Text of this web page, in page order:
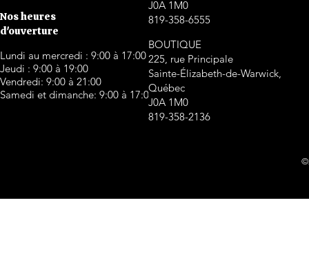
Nos heures
d'ouverture
Lundi au mercredi : 9:00 à 17:00
Jeudi : 9:00 à 19:00
Vendredi: 9:00 à 21:00
Samedi et dimanche: 9:00 à 17:00
J0A 1M0
819-358-6555
BOUTIQUE
225, rue Principale
Sainte-Élizabeth-de-Warwick,
Québec
J0A 1M0
819-358-2136